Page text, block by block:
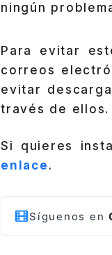
ningún
Para evitar
correos
evitar
través de ellos.
Si quieres
enlace .
Síguenos en